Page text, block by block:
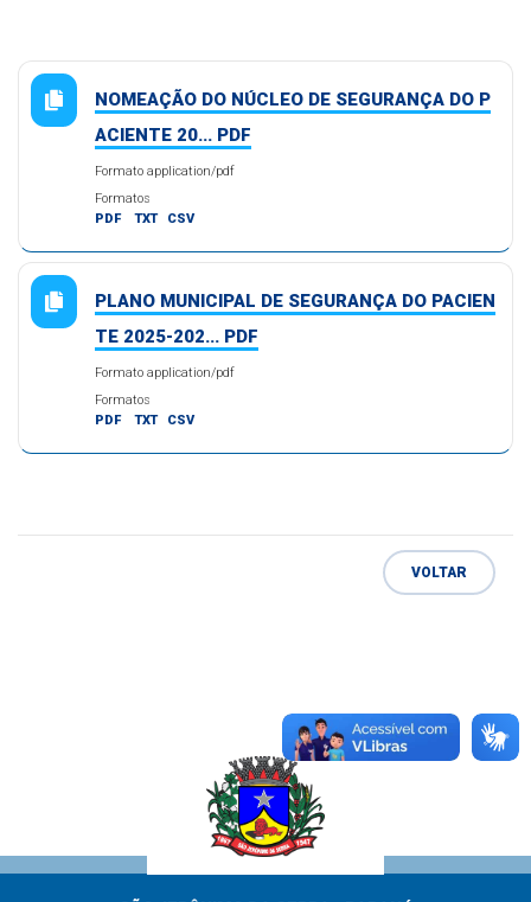
NOMEAÇÃO DO NÚCLEO DE SEGURANÇA DO P
ACIENTE 20... PDF
Formato application/pdf
Formatos
PDF
TXT CSV
PLANO MUNICIPAL DE SEGURANÇA DO PACIEN
TE 2025-202... PDF
Formato application/pdf
Formatos
PDF
TXT CSV
VOLTAR